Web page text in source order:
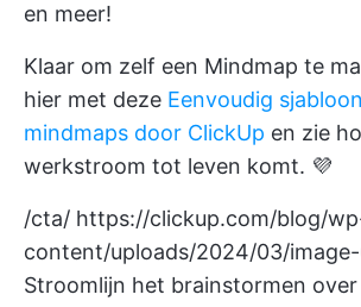
en meer!
Klaar om zelf een Mindmap te
hier met deze Eenvoudig
mindmaps door ClickUp en zie
werkstroom tot leven komt. 💜
/cta/ https://clickup.com/blog/
content/uploads/2024/03/
Stroomlijn het brainstormen